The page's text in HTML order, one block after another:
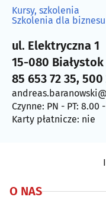
Kursy, szkolenia
Szkolenia dla biznesu
ul. Elektryczna 1
15-080 Białystok
85 653 72 35, 500
Czynne: PN - PT: 8.00
Karty płatnicze: nie
O NAS